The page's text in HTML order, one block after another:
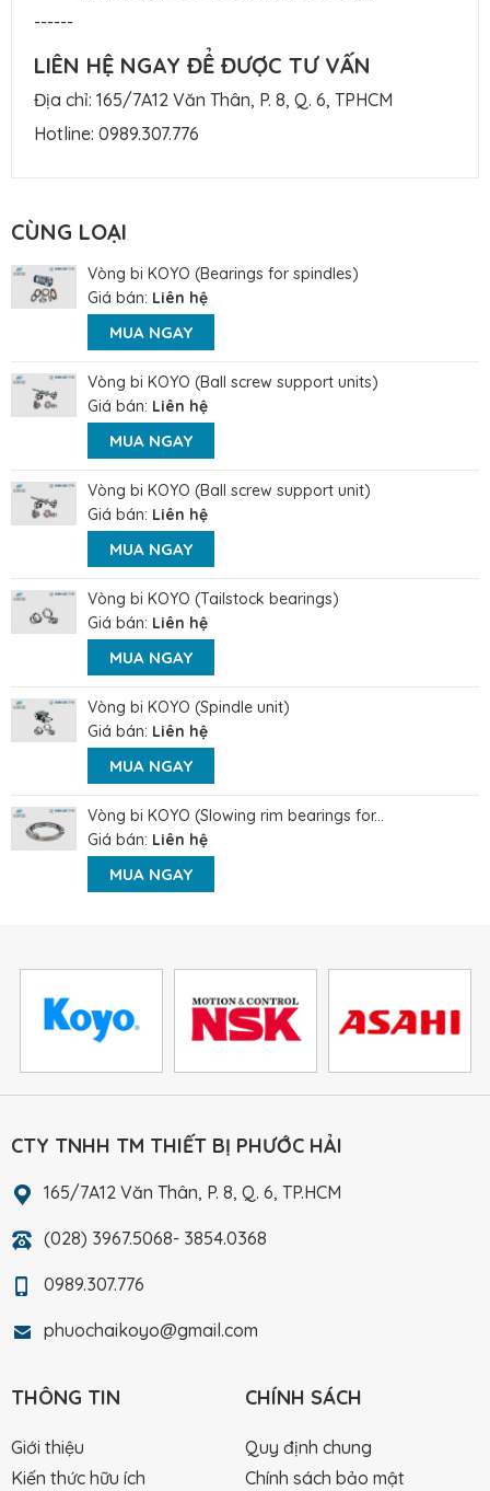
------
LIÊN HỆ NGAY ĐỂ ĐƯỢC TƯ VẤN
Địa chỉ: 165/7A12 Văn Thân, P. 8, Q. 6, TPHCM
Hotline: 0989.307.776
CÙNG LOẠI
Vòng bi KOYO (Bearings for spindles)
Giá bán: Liên hệ
MUA NGAY
Vòng bi KOYO (Ball screw support units)
Giá bán: Liên hệ
MUA NGAY
Vòng bi KOYO (Ball screw support unit)
Giá bán: Liên hệ
MUA NGAY
Vòng bi KOYO (Tailstock bearings)
Giá bán: Liên hệ
MUA NGAY
Vòng bi KOYO (Spindle unit)
Giá bán: Liên hệ
MUA NGAY
Vòng bi KOYO (Slowing rim bearings for...
Giá bán: Liên hệ
MUA NGAY
CTY TNHH TM THIẾT BỊ PHƯỚC HẢI
165/7A12 Văn Thân, P. 8, Q. 6, TP.HCM
(028) 3967.5068- 3854.0368
0989.307.776
phuochaikoyo@gmail.com
THÔNG TIN
Giới thiệu
Kiến thức hữu ích
CHÍNH SÁCH
Quy định chung
Chính sách bảo mật